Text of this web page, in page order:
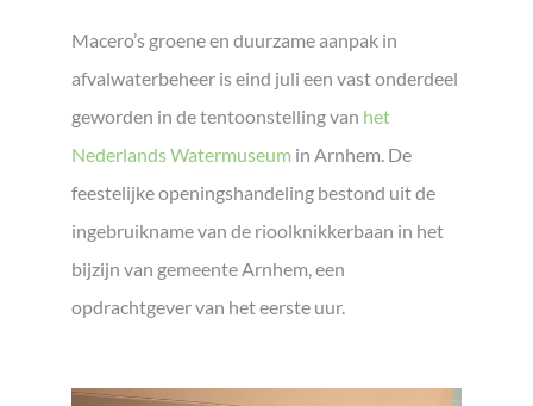
Macero’s groene en duurzame aanpak in
afvalwaterbeheer is eind juli een vast onderdeel
geworden in de tentoonstelling van het
Nederlands Watermuseum in Arnhem. De
feestelijke openingshandeling bestond uit de
ingebruikname van de rioolknikkerbaan in het
bijzijn van gemeente Arnhem, een
opdrachtgever van het eerste uur.